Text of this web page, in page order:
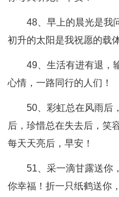
48、早上的晨光是我
初升的太阳是我祝愿的载
49、生活有进有退，
心情，一路同行的人们！
50、彩虹总在风雨后
后，珍惜总在失去后，笑
每天天亮后，早安！
51、采一滴甘露送你
你幸福！折一只纸鹤送你